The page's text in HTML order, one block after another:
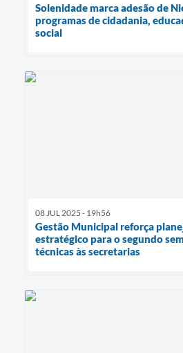
Solenidade marca adesão de
programas de cidadania,
social
08 JUL 2025 - 19h56
Gestão Municipal reforça
estratégico para o segundo
técnicas às secretarias